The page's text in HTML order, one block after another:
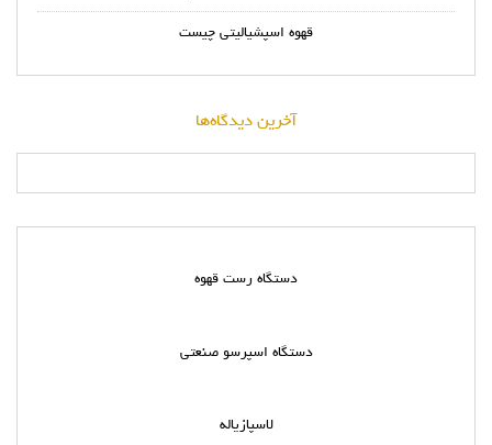
قهوه اسپشیالیتی چیست
آخرین دیدگاه‌ها
دستگاه رست قهوه
دستگاه اسپرسو صنعتی
لاسپازیاله